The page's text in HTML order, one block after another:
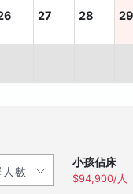
27 28
小孩佔床
$94,900/人